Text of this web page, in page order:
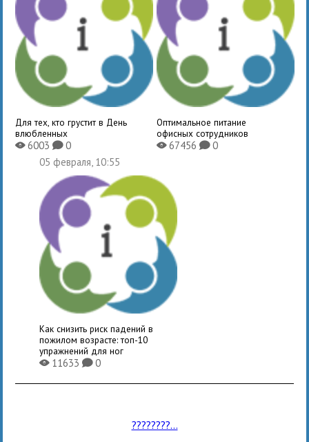
Для тех, кто грустит в День
влюбленных
X6003K0
Оптимальное питание
офисных сотрудников
X67456 K0
05 февраля, 10:55
Как снизить риск падений в
пожилом возрасте: топ-10
упражнений для ног
X11633K0
????????...